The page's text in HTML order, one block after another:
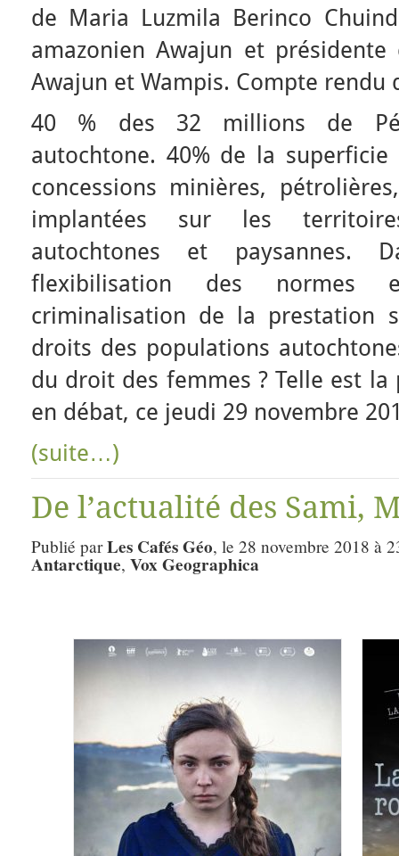
de Maria Luzmila Berinco
amazonien Awajun et
Awajun et Wampis. Compte rendu
40 % des 32 millions de
autochtone. 40% de la
concessions minières,
implantées sur les
autochtones et paysannes.
flexibilisation des normes
criminalisation de la prestation
droits des populations
du droit des femmes ? Telle est
en débat, ce jeudi 29 novembre
(suite…)
De l’actualité des Sami,
Publié parLes Cafés Géo, le 28 novembre 2018 à
Antarctique, Vox Geographica